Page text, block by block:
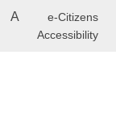
e-Citizens
A
Accessibility